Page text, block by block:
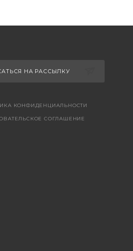
НА РАССЫЛКУ
КОНФИДЕНЦИАЛЬНОСТИ
СОГЛАШЕНИЕ